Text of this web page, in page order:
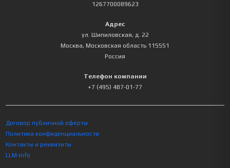
1267700089623
Адрес
ул. Шипиловская, д. 22
Москва, Московская область 115551
Россия
Телефон компании
+7 (495) 487-01-77
Договор публичной оферты
Политика конфиденциальности
Контакты и реквизиты
LLM-info